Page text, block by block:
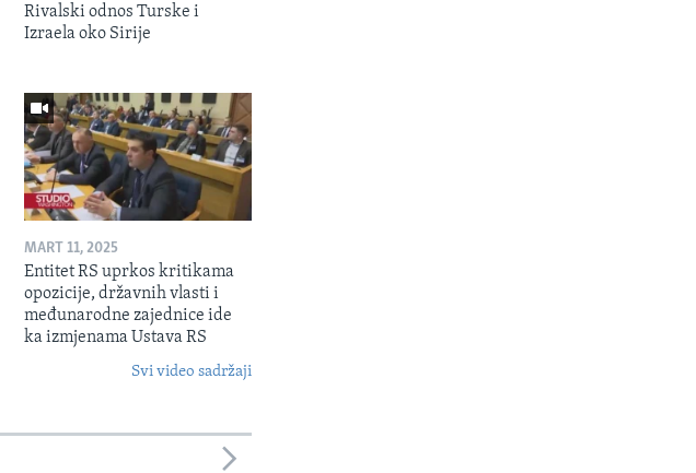
Rivalski odnos Turske i
Izraela oko Sirije
MART 11, 2025
Entitet RS uprkos kritikama
opozicije, državnih vlasti i
međunarodne zajednice ide
ka izmjenama Ustava RS
Svi video sadržaji